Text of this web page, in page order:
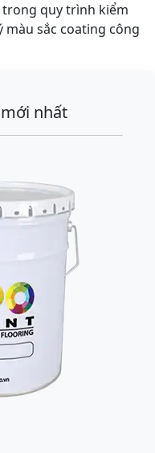
quy trình kiểm
sắc coating công
nhất